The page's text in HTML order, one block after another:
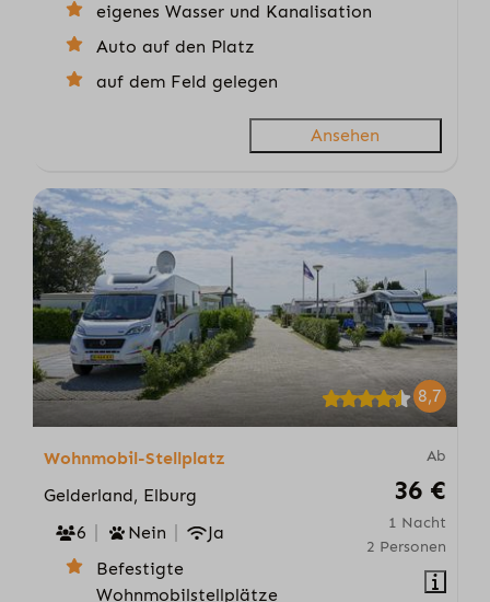
eigenes Wasser und Kanalisation
Auto auf den Platz
auf dem Feld gelegen
Ansehen
8,7
Ab
36 €
1 Nacht
2 Personen
Wohnmobil-Stellplatz
Gelderland, Elburg
6
Nein
Ja
Befestigte
Wohnmobilstellplätze